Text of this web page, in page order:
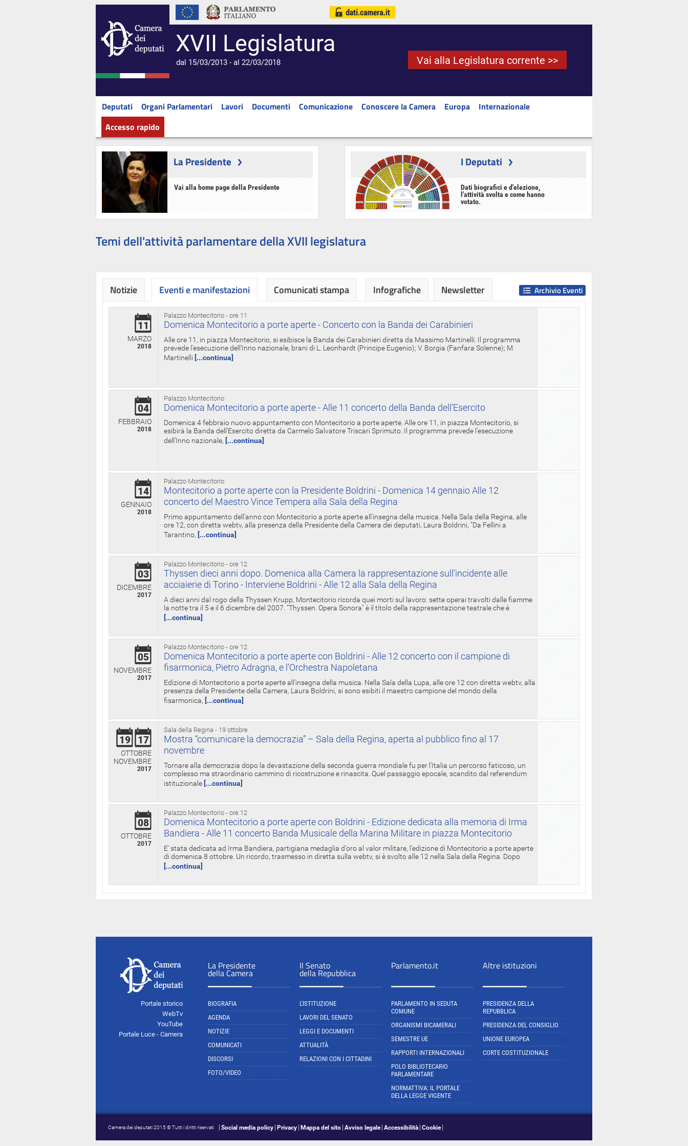
XVII Legislatura
dal 15/03/2013 - al 22/03/2018 Vai alla Legislatura corrente >>
Deputati Organi Parlamentari Lavori Documenti Comunicazione Conoscere la Camera Europa
Internazionale
Accesso rapido
La Presidente
Vai alla home page della Presidente
I Deputati
Dati biografici e d'elezione,
l'attività svolta e come hanno
votato.
Temi dell'attività parlamentare della XVII legislatura
Notizie Eventi e manifestazioni
Palazzo Montecitorio - ore 11
11
MARZO
2018
Domenica Montecitorio a porte aperte - Concerto con la Banda dei Carabinieri
Alle ore 11, in piazza Montecitorio, si esibisce la Banda dei Carabinieri diretta da Massimo Martinelli. Il programma
prevede l'esecuzione dell'Inno nazionale, brani di L. Leonhardt (Principe Eugenio); V. Borgia (Fanfara Solenne); M.
Martinelli [...continua]
Palazzo Montecitorio
04
FEBBRAIO
2018
Domenica Montecitorio a porte aperte - Alle 11 concerto della Banda dell’Esercito
Domenica 4 febbraio nuovo appuntamento con Montecitorio a porte aperte. Alle ore 11, in piazza Montecitorio, si
esibirà la Banda dell'Esercito diretta da Carmelo Salvatore Triscari Sprimuto. Il programma prevede l'esecuzione
dell'Inno nazionale, [...continua]
Palazzo Montecitorio
14
GENNAIO
2018
Montecitorio a porte aperte con la Presidente Boldrini - Domenica 14 gennaio Alle 12
concerto del Maestro Vince Tempera alla Sala della Regina
Primo appuntamento dell'anno con Montecitorio a porte aperte all'insegna della musica. Nella Sala della Regina, alle
ore 12, con diretta webtv, alla presenza della Presidente della Camera dei deputati, Laura Boldrini, "Da Fellini a
Tarantino, [...continua]
Palazzo Montecitorio - ore 12
03
DICEMBRE
2017
Thyssen dieci anni dopo. Domenica alla Camera la rappresentazione sull’incidente alle
acciaierie di Torino - Interviene Boldrini - Alle 12 alla Sala della Regina
A dieci anni dal rogo della Thyssen Krupp, Montecitorio ricorda quei morti sul lavoro: sette operai travolti dalle fiamme
la notte tra il 5 e il 6 dicembre del 2007. "Thyssen. Opera Sonora" è il titolo della rappresentazione teatrale che è
[...continua]
Palazzo Montecitorio - ore 12
05
NOVEMBRE
2017
Domenica Montecitorio a porte aperte con Boldrini - Alle 12 concerto con il campione di
fisarmonica, Pietro Adragna, e l’Orchestra Napoletana
Edizione di Montecitorio a porte aperte all'insegna della musica. Nella Sala della Lupa, alle ore 12 con diretta webtv, alla
presenza della Presidente della Camera, Laura Boldrini, si sono esibiti il maestro campione del mondo della
fisarmonica, [...continua]
Sala della Regina - 19 ottobre
19 17
OTTOBRE
NOVEMBRE
2017
Mostra “comunicare la democrazia” – Sala della Regina, aperta al pubblico fino al 17
novembre
Tornare alla democrazia dopo la devastazione della seconda guerra mondiale fu per l'Italia un percorso faticoso, un
complesso ma straordinario cammino di ricostruzione e rinascita. Quel passaggio epocale, scandito dal referendum
istituzionale [...continua]
Palazzo Montecitorio - ore 12
08
OTTOBRE
2017
Domenica Montecitorio a porte aperte con Boldrini - Edizione dedicata alla memoria di Irma
Bandiera - Alle 11 concerto Banda Musicale della Marina Militare in piazza Montecitorio
E' stata dedicata ad Irma Bandiera, partigiana medaglia d'oro al valor militare, l'edizione di Montecitorio a porte aperte
di domenica 8 ottobre. Un ricordo, trasmesso in diretta sulla webtv, si è svolto alle 12 nella Sala della Regina. Dopo
[...continua]
Archivio Eventi
Comunicati stampa Infografiche Newsletter
Portale storico
WebTv
YouTube
Portale Luce - Camera
La Presidente
della Camera
BIOGRAFIA
AGENDA
NOTIZIE
COMUNICATI
DISCORSI
FOTO/VIDEO
Il Senato
della Repubblica
L'ISTITUZIONE
LAVORI DEL SENATO
LEGGI E DOCUMENTI
ATTUALITÀ
RELAZIONI CON I CITTADINI
Parlamento.it
PARLAMENTO IN SEDUTA
COMUNE
ORGANISMI BICAMERALI
SEMESTRE UE
RAPPORTI INTERNAZIONALI
POLO BIBLIOTECARIO
PARLAMENTARE
NORMATTIVA: IL PORTALE
DELLA LEGGE VIGENTE
Altre istituzioni
PRESIDENZA DELLA
REPUBBLICA
PRESIDENZA DEL CONSIGLIO
UNIONE EUROPEA
CORTE COSTITUZIONALE
Camera dei deputati 2015 © Tutti i diritti riservati Social media policy Privacy Mappa del sito Avviso legale Accessibilità Cookie